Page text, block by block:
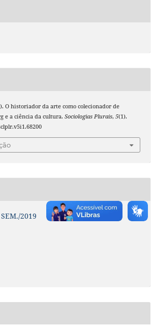
O historiador da arte como colecionador de
e a ciência da cultura. Sociologias Plurais, 5(1).
2019